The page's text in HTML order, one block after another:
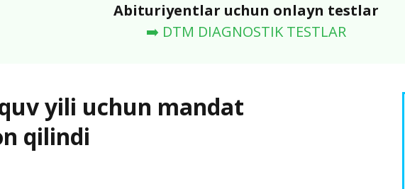
Abituriyentlar uchun onlayn testlar
➡️ DTM DIAGNOSTIK TESTLAR
yili uchun mandat
qilindi